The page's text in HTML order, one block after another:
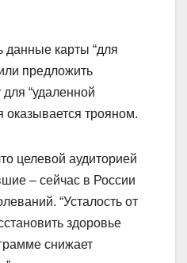
данные карты “для
предложить
“удаленной
оказывается трояном.
целевой аудиторией
– сейчас в России
“Усталость от
здоровье
снижает